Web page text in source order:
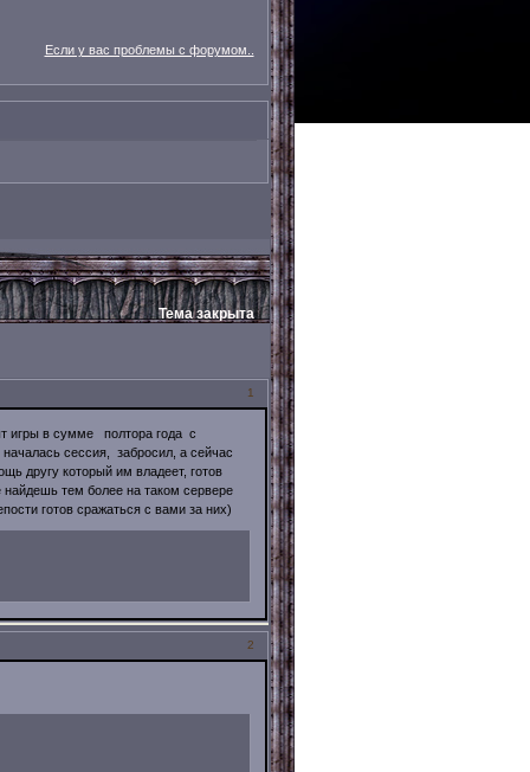
Если у вас проблемы с форумом..
Тема закрыта
1
игры в сумме полтора года с
сессия, забросил, а сейчас
другу который им владеет, готов
тем более на таком сервере
готов сражаться с вами за них)
2